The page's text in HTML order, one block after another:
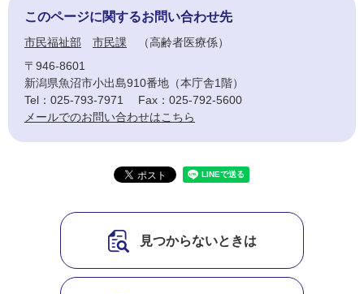
このページに関するお問い合わせ先
市民福祉部 市民課
高齢者医療係
〒946-8601
新潟県魚沼市小出島910番地（本庁舎1階）
Tel：025-793-7971
Fax：025-792-5600
メールでのお問い合わせはこちら
見つからないときは